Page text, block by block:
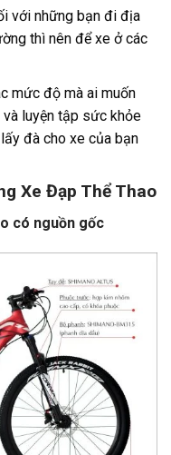
với những bạn đi địa
thì nên để xe ở các
mức độ mà ai muốn
luyện tập sức khỏe
đà cho xe của bạn
Xe Đạp Thể Thao
có nguồn gốc